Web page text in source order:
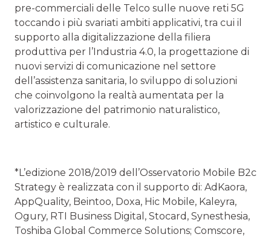
pre-commerciali delle Telco sulle nuove reti 5G
toccando i più svariati ambiti applicativi, tra cui il
supporto alla digitalizzazione della filiera
produttiva per l’Industria 4.0, la progettazione di
nuovi servizi di comunicazione nel settore
dell’assistenza sanitaria, lo sviluppo di soluzioni
che coinvolgono la realtà aumentata per la
valorizzazione del patrimonio naturalistico,
artistico e culturale.
*L’edizione 2018/2019 dell’Osservatorio Mobile B2c
Strategy è realizzata con il supporto di: AdKaora,
AppQuality, Beintoo, Doxa, Hic Mobile, Kaleyra,
Ogury, RTI Business Digital, Stocard, Synesthesia,
Toshiba Global Commerce Solutions; Comscore,